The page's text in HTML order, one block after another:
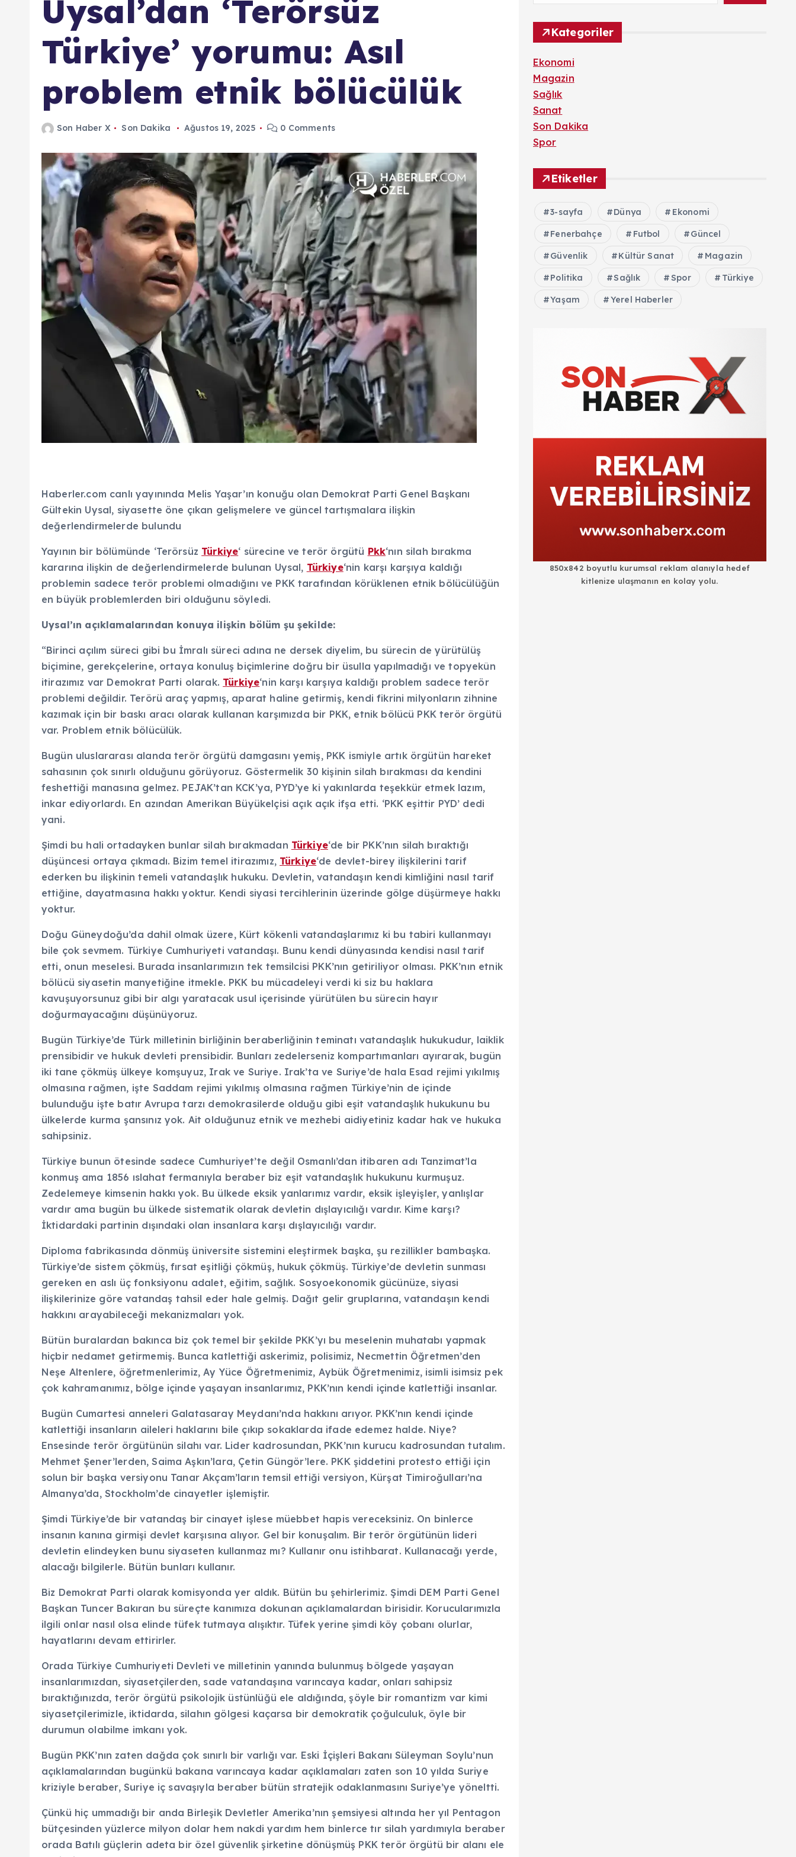
Uysal’dan ‘Terörsüz
Türkiye’ yorumu: Asıl
problem etnik bölücülük
Son Haber X Son Dakika Ağustos 19, 2025 0 Comments
Haberler.com canlı yayınında Melis Yaşar’ın konuğu olan Demokrat Parti Genel Başkanı
Gültekin Uysal, siyasette öne çıkan gelişmelere ve güncel tartışmalara ilişkin
değerlendirmelerde bulundu
Yayının bir bölümünde ‘Terörsüz Türkiye‘ sürecine ve terör örgütü Pkk‘nın silah bırakma
kararına ilişkin de değerlendirmelerde bulunan Uysal, Türkiye‘nin karşı karşıya kaldığı
problemin sadece terör problemi olmadığını ve PKK tarafından körüklenen etnik bölücülüğün
en büyük problemlerden biri olduğunu söyledi.
Uysal’ın açıklamalarından konuya ilişkin bölüm şu şekilde:
“Birinci açılım süreci gibi bu İmralı süreci adına ne dersek diyelim, bu sürecin de yürütülüş
biçimine, gerekçelerine, ortaya konuluş biçimlerine doğru bir üsulla yapılmadığı ve topyekûn
itirazımız var Demokrat Parti olarak. Türkiye‘nin karşı karşıya kaldığı problem sadece terör
problemi değildir. Terörü araç yapmış, aparat haline getirmiş, kendi fikrini milyonların zihnine
kazımak için bir baskı aracı olarak kullanan karşımızda bir PKK, etnik bölücü PKK terör örgütü
var. Problem etnik bölücülük.
Bugün uluslararası alanda terör örgütü damgasını yemiş, PKK ismiyle artık örgütün hareket
sahasının çok sınırlı olduğunu görüyoruz. Göstermelik 30 kişinin silah bırakması da kendini
feshettiği manasına gelmez. PEJAK’tan KCK’ya, PYD’ye ki yakınlarda teşekkür etmek lazım,
inkar ediyorlardı. En azından Amerikan Büyükelçisi açık açık ifşa etti. ‘PKK eşittir PYD’ dedi
yani.
Şimdi bu hali ortadayken bunlar silah bırakmadan Türkiye‘de bir PKK’nın silah bıraktığı
düşüncesi ortaya çıkmadı. Bizim temel itirazımız, Türkiye‘de devlet-birey ilişkilerini tarif
ederken bu ilişkinin temeli vatandaşlık hukuku. Devletin, vatandaşın kendi kimliğini nasıl tarif
ettiğine, dayatmasına hakkı yoktur. Kendi siyasi tercihlerinin üzerinde gölge düşürmeye hakkı
yoktur.
Doğu Güneydoğu’da dahil olmak üzere, Kürt kökenli vatandaşlarımız ki bu tabiri kullanmayı
bile çok sevmem. Türkiye Cumhuriyeti vatandaşı. Bunu kendi dünyasında kendisi nasıl tarif
etti, onun meselesi. Burada insanlarımızın tek temsilcisi PKK’nın getiriliyor olması. PKK’nın etnik
bölücü siyasetin manyetiğine itmekle. PKK bu mücadeleyi verdi ki siz bu haklara
kavuşuyorsunuz gibi bir algı yaratacak usul içerisinde yürütülen bu sürecin hayır
doğurmayacağını düşünüyoruz.
Bugün Türkiye’de Türk milletinin birliğinin beraberliğinin teminatı vatandaşlık hukukudur, laiklik
prensibidir ve hukuk devleti prensibidir. Bunları zedelerseniz kompartımanları ayırarak, bugün
iki tane çökmüş ülkeye komşuyuz, Irak ve Suriye. Irak’ta ve Suriye’de hala Esad rejimi yıkılmış
olmasına rağmen, işte Saddam rejimi yıkılmış olmasına rağmen Türkiye’nin de içinde
bulunduğu işte batır Avrupa tarzı demokrasilerde olduğu gibi eşit vatandaşlık hukukunu bu
ülkelerde kurma şansınız yok. Ait olduğunuz etnik ve mezhebi aidiyetiniz kadar hak ve hukuka
sahipsiniz.
Türkiye bunun ötesinde sadece Cumhuriyet’te değil Osmanlı’dan itibaren adı Tanzimat’la
konmuş ama 1856 ıslahat fermanıyla beraber biz eşit vatandaşlık hukukunu kurmuşuz.
Zedelemeye kimsenin hakkı yok. Bu ülkede eksik yanlarımız vardır, eksik işleyişler, yanlışlar
vardır ama bugün bu ülkede sistematik olarak devletin dışlayıcılığı vardır. Kime karşı?
İktidardaki partinin dışındaki olan insanlara karşı dışlayıcılığı vardır.
Diploma fabrikasında dönmüş üniversite sistemini eleştirmek başka, şu rezillikler bambaşka.
Türkiye’de sistem çökmüş, fırsat eşitliği çökmüş, hukuk çökmüş. Türkiye’de devletin sunması
gereken en aslı üç fonksiyonu adalet, eğitim, sağlık. Sosyoekonomik gücünüze, siyasi
ilişkilerinize göre vatandaş tahsil eder hale gelmiş. Dağıt gelir gruplarına, vatandaşın kendi
hakkını arayabileceği mekanizmaları yok.
Bütün buralardan bakınca biz çok temel bir şekilde PKK’yı bu meselenin muhatabı yapmak
hiçbir nedamet getirmemiş. Bunca katlettiği askerimiz, polisimiz, Necmettin Öğretmen’den
Neşe Altenlere, öğretmenlerimiz, Ay Yüce Öğretmenimiz, Aybük Öğretmenimiz, isimli isimsiz pek
çok kahramanımız, bölge içinde yaşayan insanlarımız, PKK’nın kendi içinde katlettiği insanlar.
Bugün Cumartesi anneleri Galatasaray Meydanı’nda hakkını arıyor. PKK’nın kendi içinde
katlettiği insanların aileleri haklarını bile çıkıp sokaklarda ifade edemez halde. Niye?
Ensesinde terör örgütünün silahı var. Lider kadrosundan, PKK’nın kurucu kadrosundan tutalım.
Mehmet Şener’lerden, Saima Aşkın’lara, Çetin Güngör’lere. PKK şiddetini protesto ettiği için
solun bir başka versiyonu Tanar Akçam’ların temsil ettiği versiyon, Kürşat Timiroğulları’na
Almanya’da, Stockholm’de cinayetler işlemiştir.
Şimdi Türkiye’de bir vatandaş bir cinayet işlese müebbet hapis vereceksiniz. On binlerce
insanın kanına girmişi devlet karşısına alıyor. Gel bir konuşalım. Bir terör örgütünün lideri
devletin elindeyken bunu siyaseten kullanmaz mı? Kullanır onu istihbarat. Kullanacağı yerde,
alacağı bilgilerle. Bütün bunları kullanır.
Biz Demokrat Parti olarak komisyonda yer aldık. Bütün bu şehirlerimiz. Şimdi DEM Parti Genel
Başkan Tuncer Bakıran bu süreçte kanımıza dokunan açıklamalardan birisidir. Korucularımızla
ilgili onlar nasıl olsa elinde tüfek tutmaya alışıktır. Tüfek yerine şimdi köy çobanı olurlar,
hayatlarını devam ettirirler.
Orada Türkiye Cumhuriyeti Devleti ve milletinin yanında bulunmuş bölgede yaşayan
insanlarımızdan, siyasetçilerden, sade vatandaşına varıncaya kadar, onları sahipsiz
bıraktığınızda, terör örgütü psikolojik üstünlüğü ele aldığında, şöyle bir romantizm var kimi
siyasetçilerimizle, iktidarda, silahın gölgesi kaçarsa bir demokratik çoğulculuk, öyle bir
durumun olabilme imkanı yok.
Bugün PKK’nın zaten dağda çok sınırlı bir varlığı var. Eski İçişleri Bakanı Süleyman Soylu’nun
açıklamalarından bugünkü bakana varıncaya kadar açıklamaları zaten son 10 yılda Suriye
kriziyle beraber, Suriye iç savaşıyla beraber bütün stratejik odaklanmasını Suriye’ye yöneltti.
Çünkü hiç ummadığı bir anda Birleşik Devletler Amerika’nın şemsiyesi altında her yıl Pentagon
bütçesinden yüzlerce milyon dolar hem nakdi yardım hem binlerce tır silah yardımıyla beraber
orada Batılı güçlerin adeta bir özel güvenlik şirketine dönüşmüş PKK terör örgütü bir alanı ele
Kategoriler
Ekonomi
Magazin
Sağlık
Sanat
Son Dakika
Spor
Etiketler
3-sayfa Dünya Ekonomi
Fenerbahçe Futbol Güncel
Güvenlik Kültür Sanat Magazin
Politika Sağlık Spor Türkiye
Yaşam Yerel Haberler
850x842 boyutlu kurumsal reklam alanıyla hedef
kitlenize ulaşmanın en kolay yolu.